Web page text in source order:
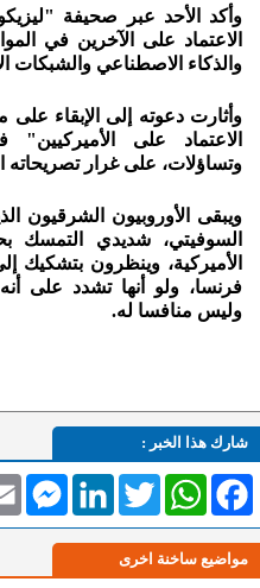
الاعتماد على الآخرين في
والذكاء الاصطناعي والشبكات
وأثارت دعوته إلى الإبقاء
الاعتماد على الأميركيين"
وتساؤلات، على غرار تصريحاته
ويبقى الأوروبيون الشرقيون
السوفيتي، شديدي التمسك
الأميركية، وينظرون بتشكيك
فرنسا، ولو أنها تشدد على
وليس منافسا له.
شارك هذا الخبر :
LinkedInTwitterWhatsAppFacebook
مواضيع ساخنة اخرى